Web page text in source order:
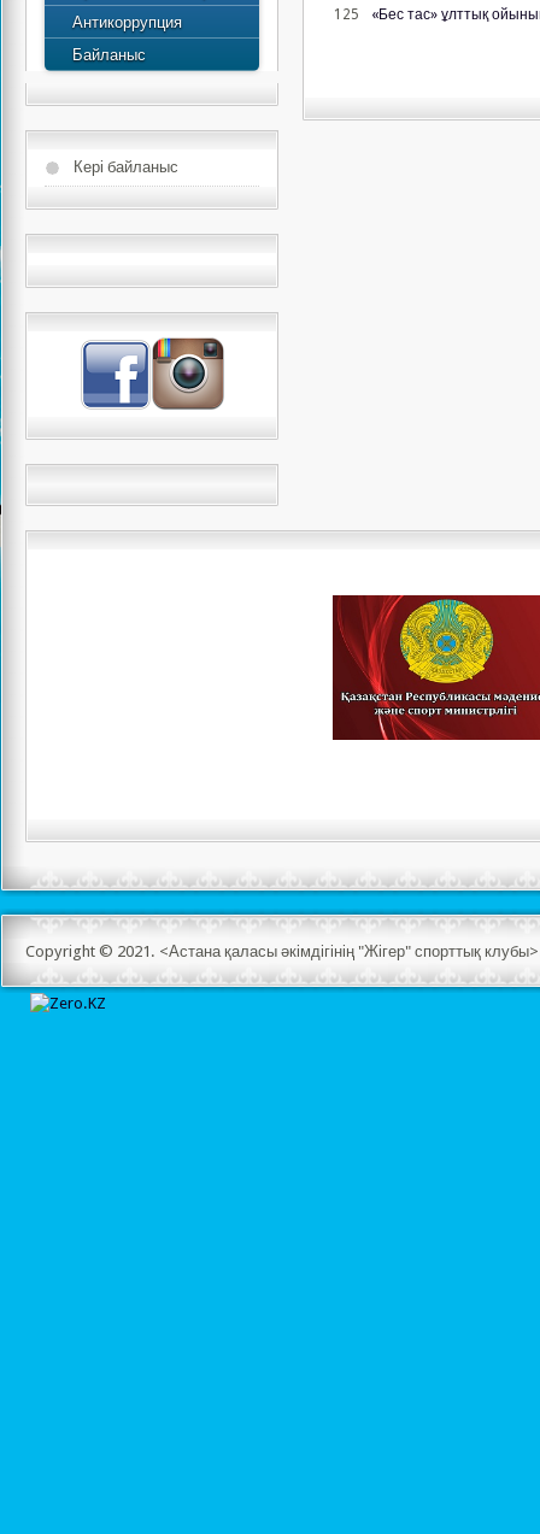
125
«Бес тас» ұлттық
Антикоррупция
Байланыс
Кері байланыс
Copyright © 2021. <Астана қаласы әкімдігінің "Жігер" спорттық